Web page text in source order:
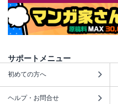
サポートメニュー
初めての方へ
ヘルプ・お問合せ